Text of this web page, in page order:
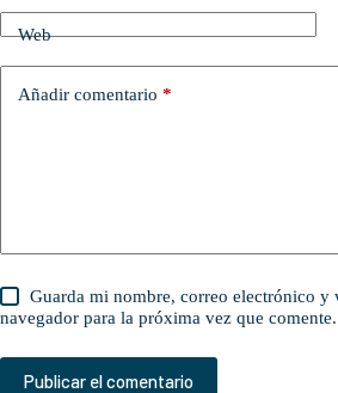
Web
Añadir comentario *
Guarda mi nombre, correo electrónico y
navegador para la próxima vez que comente.
Publicar el comentario